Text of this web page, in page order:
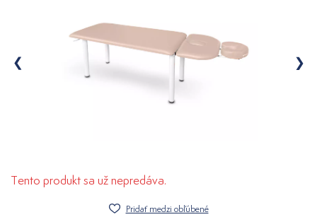
Tento produkt sa už nepredáva.
Pridať medzi obľúbené